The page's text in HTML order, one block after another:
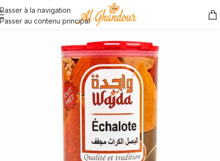
Passer à la navigation
Passer au contenu principal